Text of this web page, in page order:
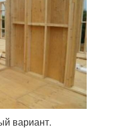
вариант.